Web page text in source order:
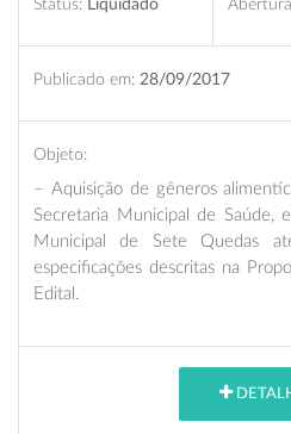
Status: Liquidado
Publicado em: 28/09/2017
Objeto:
– Aquisição de gêneros
Secretaria Municipal de Saúde,
Municipal de Sete Quedas
especificações descritas na
Edital.